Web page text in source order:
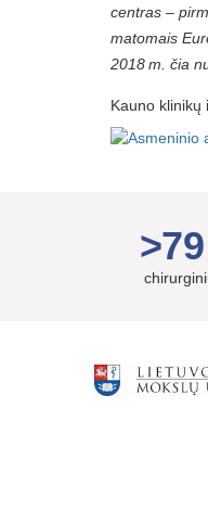
centras –
matomais
2018 m. čia
Kauno klinikų